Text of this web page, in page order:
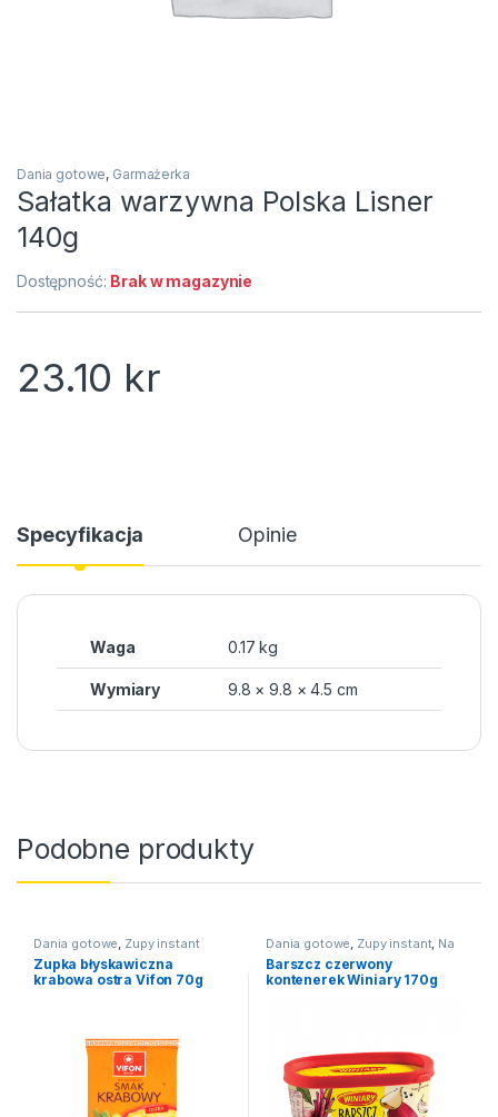
Dania gotowe, Garmażerka
Sałatka warzywna Polska Lisner
140g
Dostępność: Brak w magazynie
23.10 kr
Specyfikacja Opinie
Waga 0.17 kg
Wymiary 9.8 × 9.8 × 4.5 cm
Podobne produkty
Dania gotowe, Zupy instant
Zupka błyskawiczna
krabowa ostra Vifon 70g
Dania gotowe, Zupy instant, Na
święta
Barszcz czerwony
kontenerek Winiary 170g